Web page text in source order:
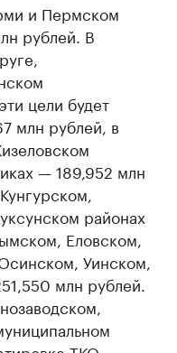
и Пермском
рублей. В
цели будет
млн рублей, в
— 189,952 млн
районах
Еловском,
Уинском,
млн рублей.